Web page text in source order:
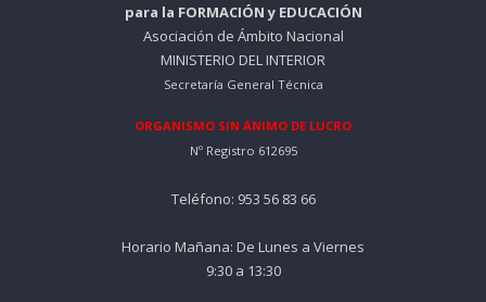
para la FORMACIÓN y EDUCACIÓN
Asociación de Ámbito Nacional
MINISTERIO DEL INTERIOR
Secretaría General Técnica
ORGANISMO SIN ÁNIMO DE LUCRO
Nº Registro 612695
Teléfono: 953 56 83 66
Horario Mañana: De Lunes a Viernes
9:30 a 13:30